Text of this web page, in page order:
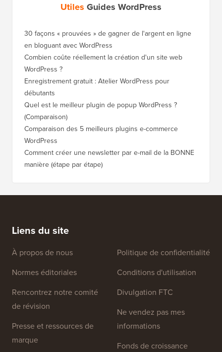
Utiles Guides WordPress
30 façons « prouvées » de gagner de l'argent en ligne
en bloguant avec WordPress
Combien coûte réellement la création d'un site web
WordPress ?
Enregistrement gratuit : Atelier WordPress pour
débutants
Quel est le meilleur plugin de popup WordPress ?
(Comparaison)
Comparaison des 5 meilleurs plugins e-commerce
WordPress
Comment créer une newsletter par e-mail de la BONNE
manière (étape par étape)
Liens du site
À propos de nous
Normes éditoriales
Rencontrez notre comité
de révision
Presse et ressources de
marque
Politique de confidentialité
Conditions d'utilisation
Divulgation FTC
Ne vendez pas mes
informations
Fonds de croissance